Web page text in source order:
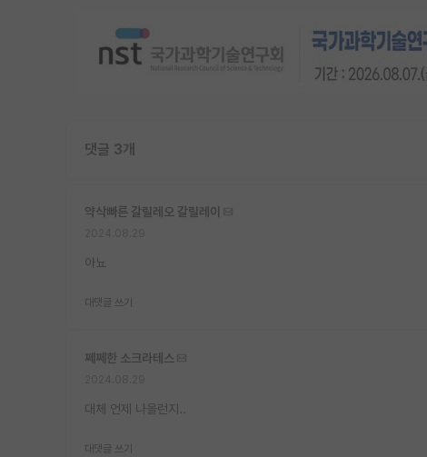
댓글 3개
약삭빠른 갈릴레오 갈릴레이
아뇨
대댓글 쓰기
쩨쩨한 소크라테스
대체 언제 나올런지..
대댓글 쓰기